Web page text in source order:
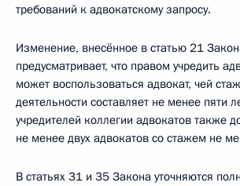
требований к адвокатскому запросу.
Изменение, внесённое в статью 21
предусматривает, что правом учредить
может воспользоваться адвокат, чей
деятельности составляет не менее пяти
учредителей коллегии адвокатов также
не менее двух адвокатов со стажем не
В статьях 31 и 35 Закона уточняются